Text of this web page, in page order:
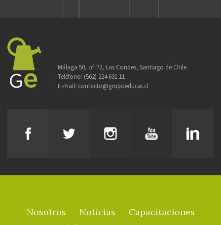
Málaga 50, of. 72, Las Condes, Santiago de Chile.
Teléfono: (562) 224 631 11
E-mail: contacto@grupoeducar.cl
Nosotros Noticias
Capacitaciones